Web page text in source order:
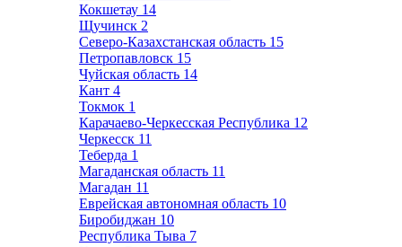
Кокшетау 14
Щучинск 2
Северо-Казахстанская область 15
Петропавловск 15
Чуйская область 14
Кант 4
Токмок 1
Карачаево-Черкесская Республика 12
Черкесск 11
Теберда 1
Магаданская область 11
Магадан 11
Еврейская автономная область 10
Биробиджан 10
Республика Тыва 7